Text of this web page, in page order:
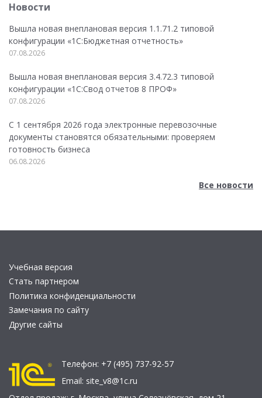
Новости
Вышла новая внеплановая версия 1.1.71.2 типовой
конфигурации «1C:Бюджетная отчетность»
07.08.2026
Вышла новая внеплановая версия 3.4.72.3 типовой
конфигурации «1C:Свод отчетов 8 ПРОФ»
07.08.2026
С 1 сентября 2026 года электронные перевозочные
документы становятся обязательными: проверяем
готовность бизнеса
06.08.2026
Все новости
Учебная версия
Стать партнером
Политика конфиденциальности
Замечания по сайту
Другие сайты
Телефон: +7 (495) 737-92-57
Email: site_v8@1c.ru